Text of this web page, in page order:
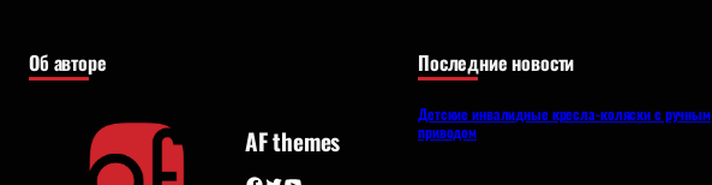
Об авторе
AF themes
Последние новости
Детские инвалидные кресла-коляски с ручным
приводом